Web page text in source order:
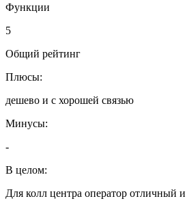
Функции
5
Общий рейтинг
Плюсы:
дешево и с хорошей связью
Минусы:
-
В целом:
Для колл центра оператор отличный